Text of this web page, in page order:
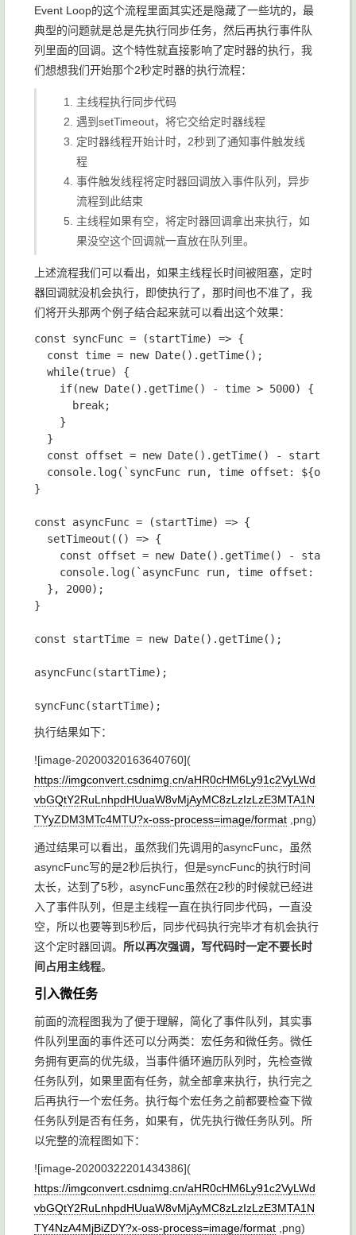
Event Loop的这个流程里面其实还是隐藏了一些坑的，最
典型的问题就是总是先执行同步任务，然后再执行事件队
列里面的回调。这个特性就直接影响了定时器的执行，我
们想想我们开始那个2秒定时器的执行流程：
主线程执行同步代码
遇到 setTimeout，将它交给定时器线程
定时器线程开始计时，2秒到了通知事件触发线
程
事件触发线程将定时器回调放入事件队列，异步
流程到此结束
主线程如果有空，将定时器回调拿出来执行，如
果没空这个回调就一直放在队列里。
上述流程我们可以看出，如果主线程长时间被阻塞，定时
器回调就没机会执行，即使执行了，那时间也不准了，我
们将开头那两个例子结合起来就可以看出这个效果：
const syncFunc = (startTime) => {
  const time = new Date().getTime();
  while(true) {
    if(new Date().getTime() - time > 5000) {
      break;
    }
  }
  const offset = new Date().getTime() - startTime;
console.log(`syncFunc run, time offset:
}
const asyncFunc = (startTime) => {
  setTimeout(() => {
const offset = new Date().getTime() -
console.log(`asyncFunc run, time offset:
  }, 2000);
}
const startTime = new Date().getTime();
asyncFunc(startTime);
执行结果如下：
![image-20200320163640760](
https://imgconvert.csdnimg.cn/aHR0cHM6Ly91c2VyLWd
vbGQtY2RuLnhpdHUuaW8vMjAyMC8zLzIzLzE3MTA1N
TYyZDM3MTc4MTU?x-oss-process=image/format ,png)
通过结果可以看出，虽然我们先调用的asyncFunc，虽然
asyncFunc写的是2秒后执行，但是syncFunc的执行时间
太长，达到了5秒， asyncFunc虽然在2秒的时候就已经进
入了事件队列，但是主线程一直在执行同步代码，一直没
空，所以也要等到5秒后，同步代码执行完毕才有机会执行
这个定时器回调。 所以再次强调，写代码时一定不要长时
间占用主线程。
引入微任务
前面的流程图我为了便于理解，简化了事件队列，其实事
件队列里面的事件还可以分两类：宏任务和微任务。微任
务拥有更高的优先级，当事件循环遍历队列时，先检查微
任务队列，如果里面有任务，就全部拿来执行，执行完之
后再执行一个宏任务。执行每个宏任务之前都要检查下微
任务队列是否有任务，如果有，优先执行微任务队列。所
以完整的流程图如下：
![image-20200322201434386](
https://imgconvert.csdnimg.cn/aHR0cHM6Ly91c2VyLWd
vbGQtY2RuLnhpdHUuaW8vMjAyMC8zLzIzLzE3MTA1N
TY4NzA4MjBiZDY?x-oss-process=image/format ,png)